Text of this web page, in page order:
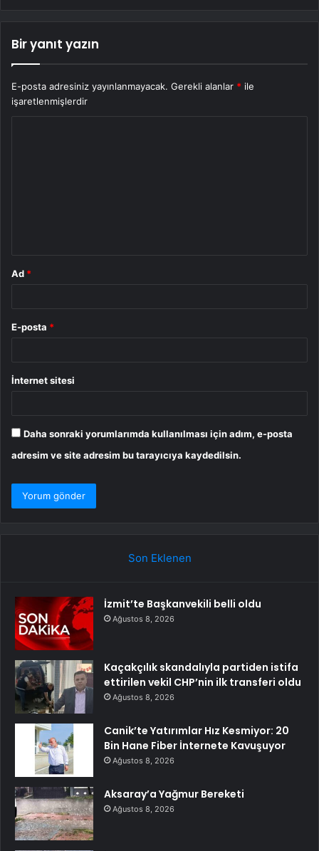
Bir yanıt yazın
E-posta adresiniz yayınlanmayacak. Gerekli alanlar * ile
işaretlenmişlerdir
Ad *
E-posta *
İnternet sitesi
Daha sonraki yorumlarımda kullanılması için adım, e-posta
adresim ve site adresim bu tarayıcıya kaydedilsin.
Son Eklenen
İzmit’te Başkanvekili belli oldu
Ağustos 8, 2026
Kaçakçılık skandalıyla partiden istifa
ettirilen vekil CHP’nin ilk transferi oldu
Ağustos 8, 2026
Canik’te Yatırımlar Hız Kesmiyor: 20
Bin Hane Fiber İnternete Kavuşuyor
Ağustos 8, 2026
Aksaray’a Yağmur Bereketi
Ağustos 8, 2026